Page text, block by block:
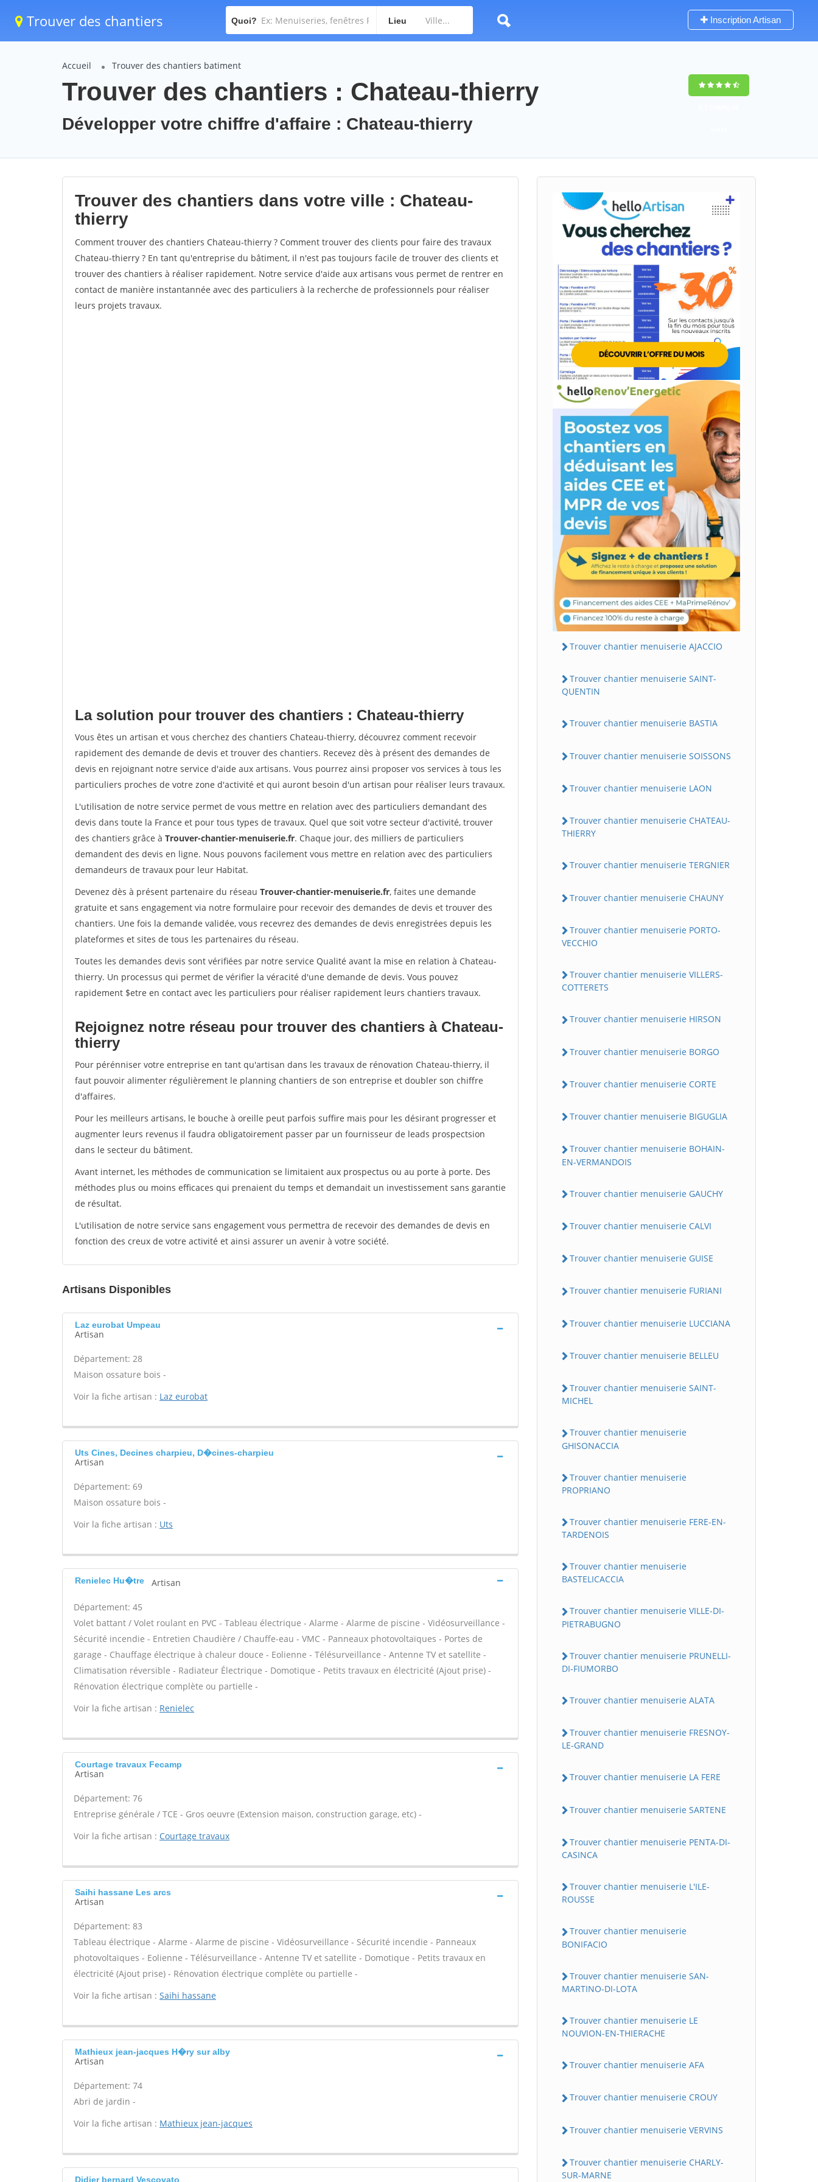
Trouver des chantiers Quoi? Lieu Inscription Artisan
Accueil Trouver des chantiers batiment
Trouver des chantiers : Chateau-thierry
Développer votre chiffre d'affaire : Chateau-thierry
Trouver des chantiers dans votre ville : Chateau-
thierry
Comment trouver des chantiers Chateau-thierry ? Comment trouver des clients pour faire des travaux
Chateau-thierry ? En tant qu'entreprise du bâtiment, il n'est pas toujours facile de trouver des clients et
trouver des chantiers à réaliser rapidement. Notre service d'aide aux artisans vous permet de rentrer en
contact de manière instantannée avec des particuliers à la recherche de professionnels pour réaliser
leurs projets travaux.
La solution pour trouver des chantiers : Chateau-thierry
Vous êtes un artisan et vous cherchez des chantiers Chateau-thierry, découvrez comment recevoir
rapidement des demande de devis et trouver des chantiers. Recevez dès à présent des demandes de
devis en rejoignant notre service d'aide aux artisans. Vous pourrez ainsi proposer vos services à tous les
particuliers proches de votre zone d'activité et qui auront besoin d'un artisan pour réaliser leurs travaux.
L'utilisation de notre service permet de vous mettre en relation avec des particuliers demandant des
devis dans toute la France et pour tous types de travaux. Quel que soit votre secteur d'activité, trouver
des chantiers grâce à Trouver-chantier-menuiserie.fr. Chaque jour, des milliers de particuliers
demandent des devis en ligne. Nous pouvons facilement vous mettre en relation avec des particuliers
demandeurs de travaux pour leur Habitat.
Devenez dès à présent partenaire du réseau Trouver-chantier-menuiserie.fr, faites une demande
gratuite et sans engagement via notre formulaire pour recevoir des demandes de devis et trouver des
chantiers. Une fois la demande validée, vous recevrez des demandes de devis enregistrées depuis les
plateformes et sites de tous les partenaires du réseau.
Toutes les demandes devis sont vérifiées par notre service Qualité avant la mise en relation à Chateau-
thierry. Un processus qui permet de vérifier la véracité d'une demande de devis. Vous pouvez
rapidement $etre en contact avec les particuliers pour réaliser rapidement leurs chantiers travaux.
Rejoignez notre réseau pour trouver des chantiers à Chateau-
thierry
Pour pérénniser votre entreprise en tant qu'artisan dans les travaux de rénovation Chateau-thierry, il
faut pouvoir alimenter régulièrement le planning chantiers de son entreprise et doubler son chiffre
d'affaires.
Pour les meilleurs artisans, le bouche à oreille peut parfois suffire mais pour les désirant progresser et
augmenter leurs revenus il faudra obligatoirement passer par un fournisseur de leads prospectsion
dans le secteur du bâtiment.
Avant internet, les méthodes de communication se limitaient aux prospectus ou au porte à porte. Des
méthodes plus ou moins efficaces qui prenaient du temps et demandait un investissement sans garantie
de résultat.
L'utilisation de notre service sans engagement vous permettra de recevoir des demandes de devis en
fonction des creux de votre activité et ainsi assurer un avenir à votre société.
Artisans Disponibles
Laz eurobat Umpeau
Artisan
Département: 28
Maison ossature bois -
Voir la fiche artisan : Laz eurobat
Uts Cines, Decines charpieu, D�cines-charpieu
Artisan
Département: 69
Maison ossature bois -
Voir la fiche artisan : Uts
Renielec Hu�tre Artisan
Département: 45
Volet battant / Volet roulant en PVC - Tableau électrique - Alarme - Alarme de piscine - Vidéosurveillance -
Sécurité incendie - Entretien Chaudière / Chauffe-eau - VMC - Panneaux photovoltaïques - Portes de
garage - Chauffage électrique à chaleur douce - Eolienne - Télésurveillance - Antenne TV et satellite -
Climatisation réversible - Radiateur Électrique - Domotique - Petits travaux en électricité (Ajout prise) -
Rénovation électrique complète ou partielle -
Voir la fiche artisan : Renielec
Courtage travaux Fecamp
Artisan
Département: 76
Entreprise générale / TCE - Gros oeuvre (Extension maison, construction garage, etc) -
Voir la fiche artisan : Courtage travaux
Saihi hassane Les arcs
Artisan
Département: 83
Tableau électrique - Alarme - Alarme de piscine - Vidéosurveillance - Sécurité incendie - Panneaux
photovoltaïques - Eolienne - Télésurveillance - Antenne TV et satellite - Domotique - Petits travaux en
électricité (Ajout prise) - Rénovation électrique complète ou partielle -
Voir la fiche artisan : Saihi hassane
Mathieux jean-jacques H�ry sur alby
Artisan
Département: 74
Abri de jardin -
Voir la fiche artisan : Mathieux jean-jacques
Didier bernard Vescovato
Trouver chantier menuiserie AJACCIO
Trouver chantier menuiserie SAINT-
QUENTIN
Trouver chantier menuiserie BASTIA
Trouver chantier menuiserie SOISSONS
Trouver chantier menuiserie LAON
Trouver chantier menuiserie CHATEAU-
THIERRY
Trouver chantier menuiserie TERGNIER
Trouver chantier menuiserie CHAUNY
Trouver chantier menuiserie PORTO-
VECCHIO
Trouver chantier menuiserie VILLERS-
COTTERETS
Trouver chantier menuiserie HIRSON
Trouver chantier menuiserie BORGO
Trouver chantier menuiserie CORTE
Trouver chantier menuiserie BIGUGLIA
Trouver chantier menuiserie BOHAIN-
EN-VERMANDOIS
Trouver chantier menuiserie GAUCHY
Trouver chantier menuiserie CALVI
Trouver chantier menuiserie GUISE
Trouver chantier menuiserie FURIANI
Trouver chantier menuiserie LUCCIANA
Trouver chantier menuiserie BELLEU
Trouver chantier menuiserie SAINT-
MICHEL
Trouver chantier menuiserie
GHISONACCIA
Trouver chantier menuiserie
PROPRIANO
Trouver chantier menuiserie FERE-EN-
TARDENOIS
Trouver chantier menuiserie
BASTELICACCIA
Trouver chantier menuiserie VILLE-DI-
PIETRABUGNO
Trouver chantier menuiserie PRUNELLI-
DI-FIUMORBO
Trouver chantier menuiserie ALATA
Trouver chantier menuiserie FRESNOY-
LE-GRAND
Trouver chantier menuiserie LA FERE
Trouver chantier menuiserie SARTENE
Trouver chantier menuiserie PENTA-DI-
CASINCA
Trouver chantier menuiserie L'ILE-
ROUSSE
Trouver chantier menuiserie
BONIFACIO
Trouver chantier menuiserie SAN-
MARTINO-DI-LOTA
Trouver chantier menuiserie LE
NOUVION-EN-THIERACHE
Trouver chantier menuiserie AFA
Trouver chantier menuiserie CROUY
Trouver chantier menuiserie VERVINS
Trouver chantier menuiserie CHARLY-
SUR-MARNE